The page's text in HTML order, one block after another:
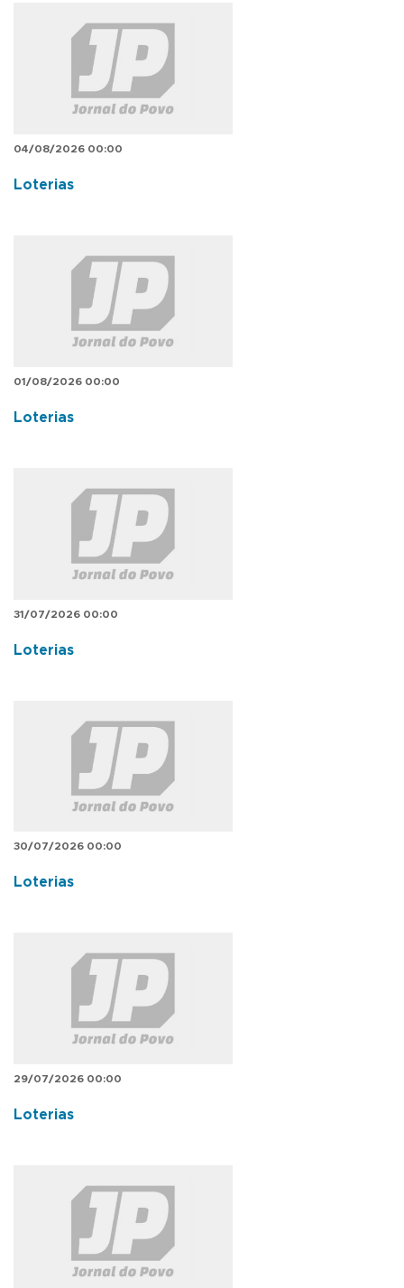
04/08/2026 00:00
Loterias
01/08/2026 00:00
Loterias
31/07/2026 00:00
Loterias
30/07/2026 00:00
Loterias
29/07/2026 00:00
Loterias